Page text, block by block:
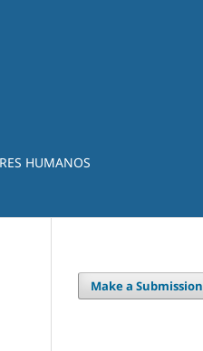
HUMANOS
Make a Submission